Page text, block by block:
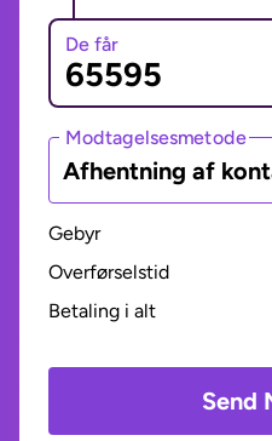
De får
Modtagelsesmetode
Afhentning af
Gebyr
Overførselstid
Betaling i alt
Send